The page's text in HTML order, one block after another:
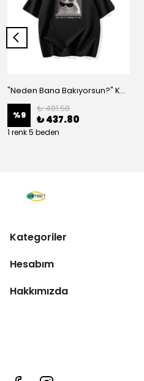
"Neden Bana Bakıyorsun?" Komik Kedi Grafik Tişört - Dijital Baskılı Siyah Bol - Siyah
%9
₺ 481.58
₺ 437.80
1 renk 5 beden
Kategoriler
Hesabım
Hakkımızda